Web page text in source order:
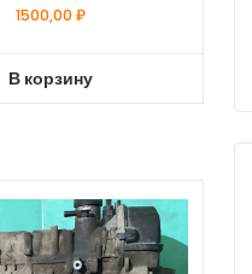
1500,00₽
В корзину